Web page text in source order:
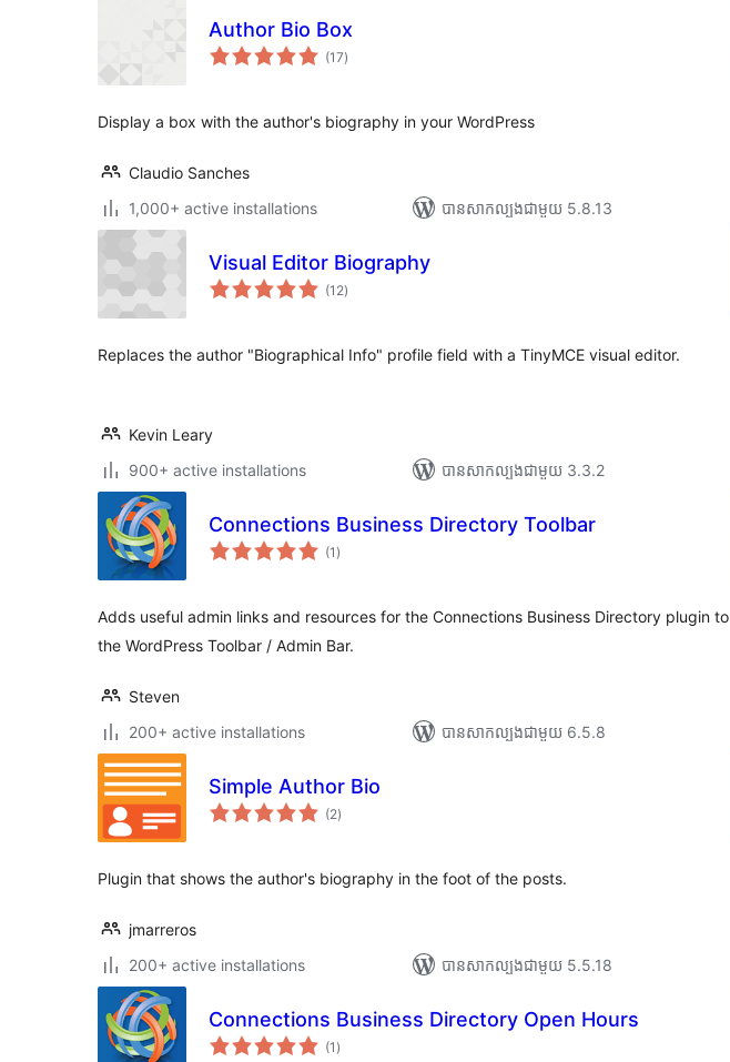
Author Bio Box
(17ការ
វាយ
)
Display a box with the author's biography in your WordPress
Claudio Sanches
1,000+ active installations
បាន​សាកល្បង​ជាមួយ 5.8.13
Visual Editor Biography
(12ការ
វាយ
)
Replaces the author "Biographical Info" profile field with a TinyMCE visual editor.
Kevin Leary
900+ active installations
បាន​សាកល្បង​ជាមួយ 3.3.2
Connections Business Directory Toolbar
(1 ការ
វាយ
)
Adds useful admin links and resources for the Connections Business Directory plugin to
the WordPress Toolbar / Admin Bar.
Steven
200+ active installations
បាន​សាកល្បង​ជាមួយ 6.5.8
Simple Author Bio
(2ការ
វាយ
)
Plugin that shows the author's biography in the foot of the posts.
jmarreros
200+ active installations
បាន​សាកល្បង​ជាមួយ 5.5.18
Connections Business Directory Open Hours
(1 ការ
វាយ
)